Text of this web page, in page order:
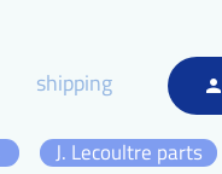
person
shipping
J. Lecoultre parts